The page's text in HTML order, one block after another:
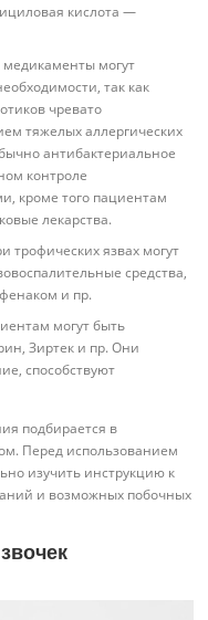
кислота —
медикаменты могут
так как
чревато
тяжелых аллергических
антибактериальное
контроле
кроме того пациентам
лекарства.
трофических язвах могут
средства,
и пр.
могут быть
Зиртек и пр. Они
способствуют
подбирается в
Перед использованием
изучить инструкцию к
и возможных побочных